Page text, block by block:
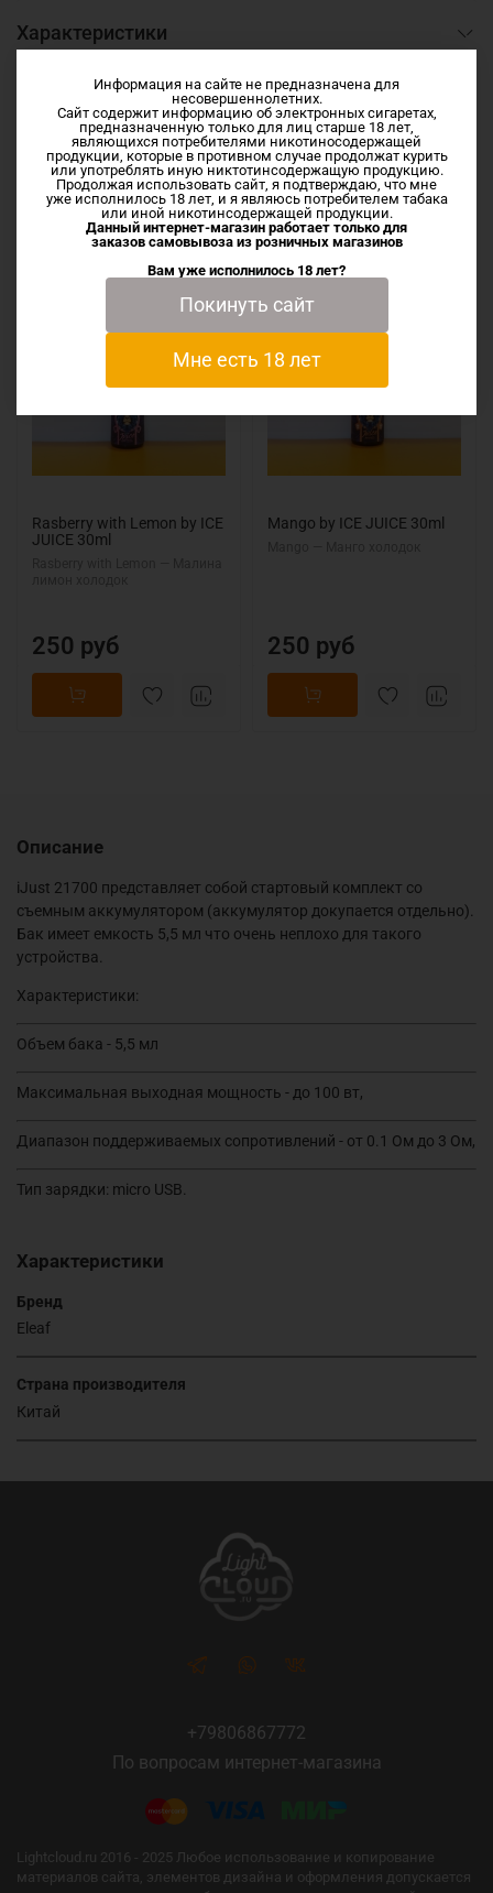
Характеристики
Отзывы
Сопутствующие товары
Rasberry with Lemon by ICE
JUICE 30ml
250 руб
Mango by ICE JUICE 30ml
250 руб
Описание
iJust 21700 представляет собой стартовый комплект со
съемным аккумулятором (аккумулятор докупается отдельно).
Бак имеет емкость 5,5 мл что очень неплохо для такого
устройства.
Характеристики:
Объем бака - 5,5 мл
Максимальная выходная мощность - до 100 вт,
Диапазон поддерживаемых сопротивлений - от 0.1 Ом до 3 Ом,
Тип зарядки: micro USB.
Характеристики
Бренд
Eleaf
Страна производителя
Китай
+79806867772
По вопросам интернет-магазина
Lightcloud.ru 2016 - 2025 Любое использование и копирование
материалов сайта, элементов дизайна и оформления допускается
Информация на сайте не предназначена для
несовершеннолетних.
Сайт содержит информацию об электронных сигаретах,
предназначенную только для лиц старше 18 лет,
являющихся потребителями никотиносодержащей
продукции, которые в противном случае продолжат курить
или употреблять иную никтотинсодержащую продукцию.
Продолжая использовать сайт, я подтверждаю, что мне
уже исполнилось 18 лет, и я являюсь потребителем табака
или иной никотинсодержащей продукции.
Данный интернет-магазин работает только для
заказов самовывоза из розничных магазинов
Вам уже исполнилось 18 лет?
Покинуть сайт
Мне есть 18 лет